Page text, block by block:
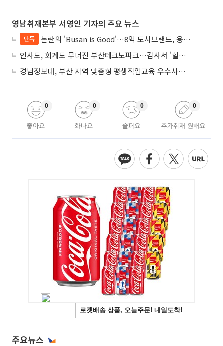
영남취재본부 서영인 기자의 주요 뉴스
단독
논란의 'Busan is Good'…8억 도시브랜드, 용산 대통령실 CI 업체가 수행
인사도, 회계도 무너진 부산테크노파크…감사서 '혈세 유용·인사 뒤집기' 적발
경남정보대, 부산 지역 맞춤형 평생직업교육 우수사례로 혁신 주도
좋아요
0
화나요
0
슬퍼요
0
추가취재 원해요
0
주요뉴스